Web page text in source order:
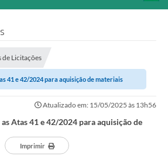
Público
de Serro/MG
de Licitações
41 e 42/2024 para aquisição de materiais
Atualizado em: 15/05/2025 às 13h56
Atas 41 e 42/2024 para aquisição de
Imprimir